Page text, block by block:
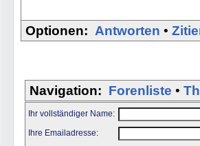
Optionen: Antworten •
Navigation: Forenliste •
Ihr vollständiger Name:
Ihre Emailadresse: